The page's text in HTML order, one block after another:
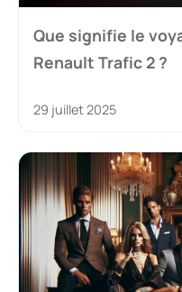
Que signifie le
Renault Trafic 2 ?
29 juillet 2025